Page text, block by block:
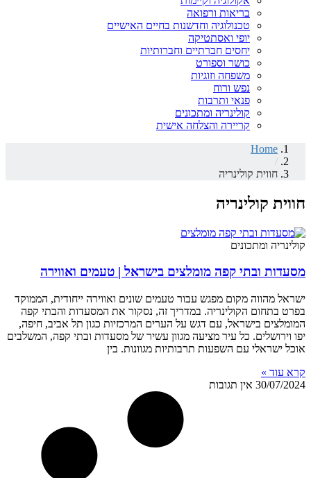
בריאות ורפואה
טכנולוגיה וחדשנות בחיים האישיים
יופי ואסתטיקה
יחסים חברתיים וחברותיות
כושר וספורט
משפחה וזוגיות
נפש ורוח
פנאי ותרבות
קולינריה ומתכונים
קריירה והצלחה אישית
Home
/
חווית קולינריה
חווית קולינריה
קולינריה ומתכונים
מסעדות ובתי קפה מומלצים בישראל | טעמים ואווירה
ישראל מהווה מקום מפגש עבור טעמים שונים ואווירה ייחודית, הממוקד
בפרט בתחום הקולינריה. במדריך זה, נסקור את המסעדות והבתי קפה
המומלצים בישראל, עם דגש על הערים המרכזיות כגון תל אביב, חיפה,
יפו וירושלים. כל עיר מציעה מגוון עשיר של מסעדות ובתי קפה, המשלבים
אוכל ישראלי עם השפעות תרבותיות מגוונות. בין
קרא עוד »
30/07/2024 אין תגובות